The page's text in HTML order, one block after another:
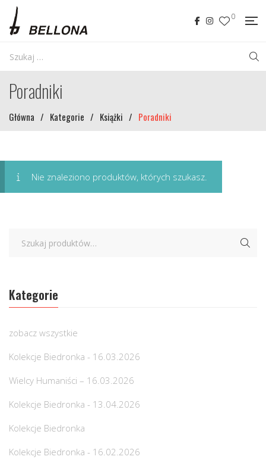
0
Poradniki
Główna / Kategorie / Książki / Poradniki
Nie znaleziono produktów, których szukasz.
Kategorie
zobacz wszystkie
Kolekcje Biedronka - 16.03.2026
Wielcy Humaniści – 16.03.2026
Kolekcje Biedronka - 13.04.2026
Kolekcje Biedronka
Kolekcje Biedronka - 16.02.2026